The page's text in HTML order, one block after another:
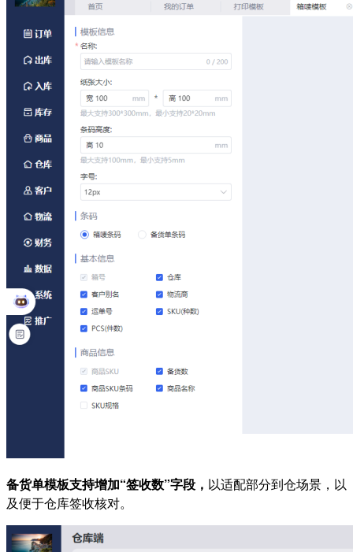
备货单模板支持增加“签收数”字段， 以适配部分到仓场景，以
及便于仓库签收核对。